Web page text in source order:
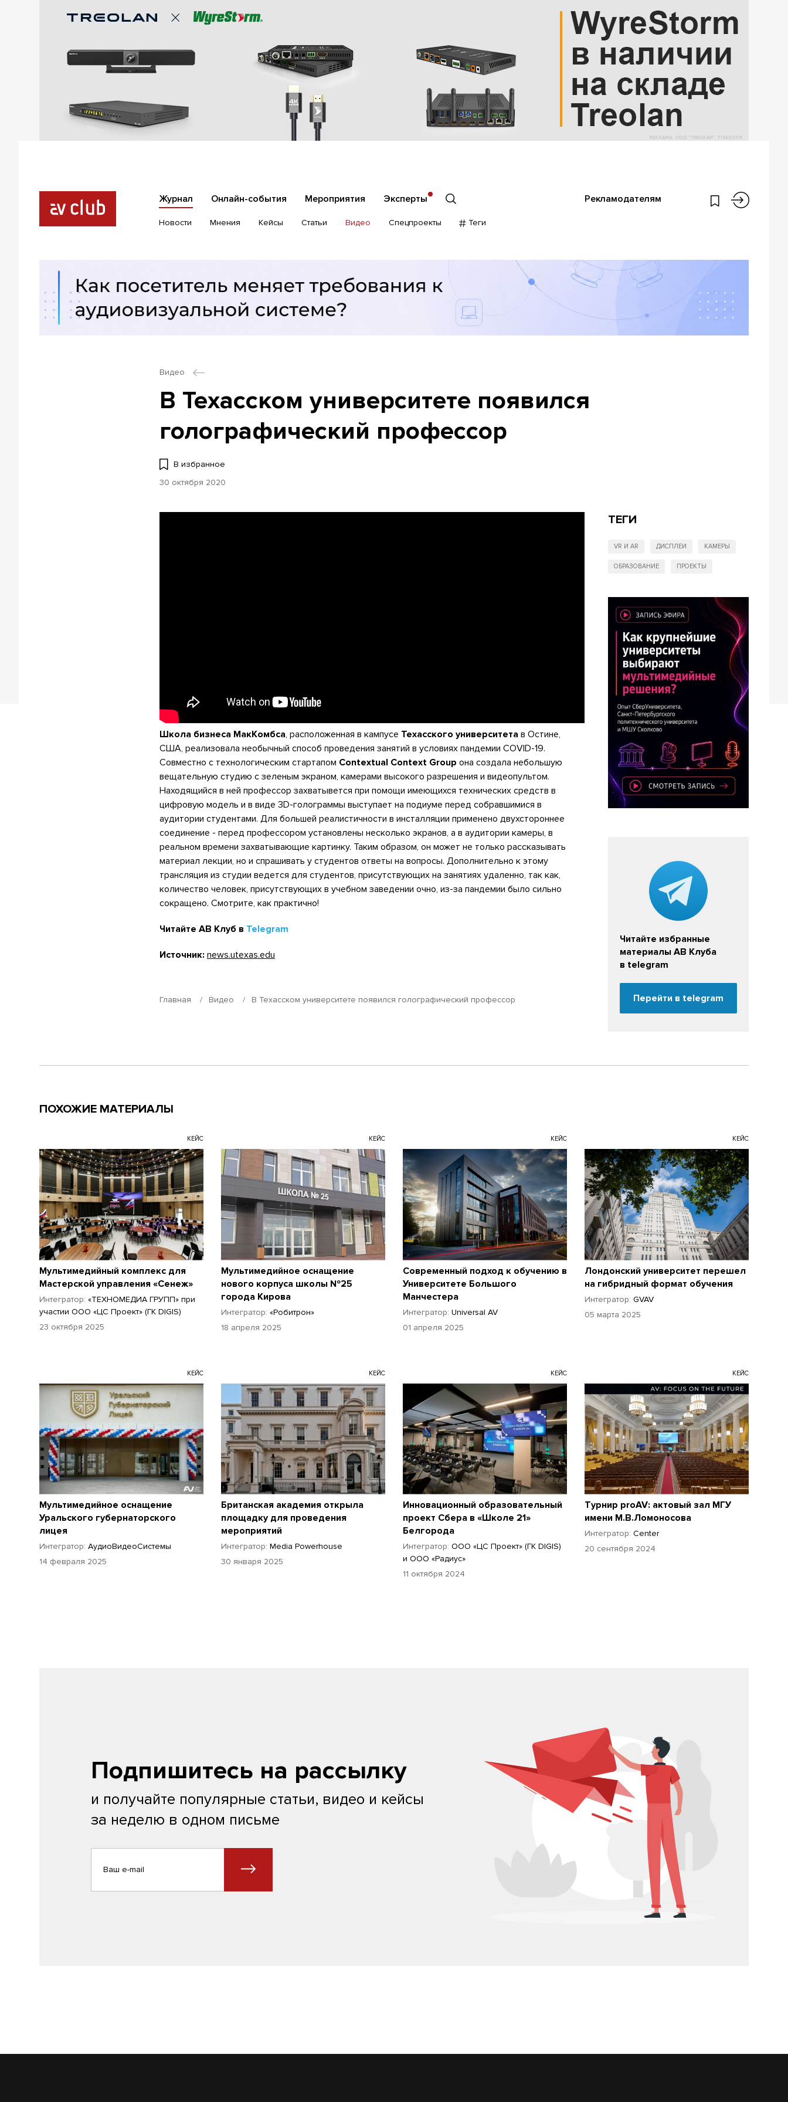
Журнал Онлайн-события Мероприятия Эксперты Рекламодателям
Новости Мнения Кейсы Статьи Видео Спецпроекты Теги
Видео
В Техасском университете появился
голографический профессор
В избранное
30 октября 2020
Школа бизнеса МакКомбса, расположенная в кампусе Техасского университета в Остине,
США, реализовала необычный способ проведения занятий в условиях пандемии COVID-19.
Совместно с технологическим стартапом Contextual Context Group она создала небольшую
вещательную студию с зеленым экраном, камерами высокого разрешения и видеопультом.
Находящийся в ней профессор захватывется при помощи имеющихся технических средств в
цифровую модель и в виде 3D-голограммы выступает на подиуме перед собравшимися в
аудитории студентами. Для большей реалистичности в инсталляции применено двухстороннее
соединение - перед профессором установлены несколько экранов, а в аудитории камеры, в
реальном времени захватывающие картинку. Таким образом, он может не только рассказывать
материал лекции, но и спрашивать у студентов ответы на вопросы. Дополнительно к этому
трансляция из студии ведется для студентов, присутствующих на занятиях удаленно, так как,
количество человек, присутствующих в учебном заведении очно, из-за пандемии было сильно
сокращено. Смотрите, как практично!
Читайте АВ Клуб в Telegram
Источник: news.utexas.edu
Главная Видео В Техасском университете появился голографический профессор
ТЕГИ
VR И AR ДИСПЛЕИ КАМЕРЫ
ОБРАЗОВАНИЕ ПРОЕКТЫ
Читайте избранные
материалы АВ Клуба
в telegram
Перейти в telegram
ПОХОЖИЕ МАТЕРИАЛЫ
КЕЙС
Мультимедийный комплекс для
Мастерской управления «Сенеж»
Интегратор: «ТЕХНОМЕДИА ГРУПП» при
участии ООО «ЦС Проект» (ГК DIGIS)
23 октября 2025
КЕЙС
Мультимедийное оснащение
нового корпуса школы №25
города Кирова
Интегратор: «Робитрон»
18 апреля 2025
КЕЙС
Современный подход к обучению в
Университете Большого
Манчестера
Интегратор: Universal AV
01 апреля 2025
КЕЙС
Лондонский университет перешел
на гибридный формат обучения
Интегратор: GVAV
05 марта 2025
КЕЙС
Мультимедийное оснащение
Уральского губернаторского
лицея
Интегратор: АудиоВидеоСистемы
14 февраля 2025
КЕЙС
Британская академия открыла
площадку для проведения
мероприятий
Интегратор: Media Powerhouse
30 января 2025
КЕЙС
Инновационный образовательный
проект Сбера в «Школе 21»
Белгорода
Интегратор: ООО «ЦС Проект» (ГК DIGIS)
и ООО «Радиус»
11 октября 2024
КЕЙС
Турнир proAV: актовый зал МГУ
имени М.В.Ломоносова
Интегратор: Center
20 сентября 2024
Подпишитесь на рассылку
и получайте популярные статьи, видео и кейсы
за неделю в одном письме